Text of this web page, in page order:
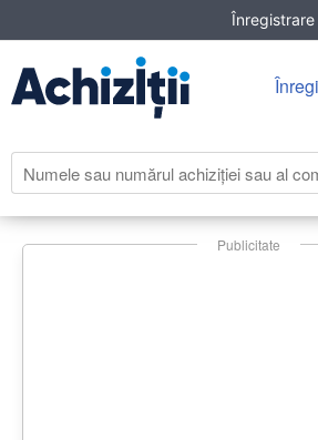
Înregistrare
Publicitate